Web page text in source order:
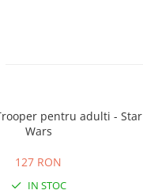
pentru adulti - Star
Wars
127 RON
IN STOC